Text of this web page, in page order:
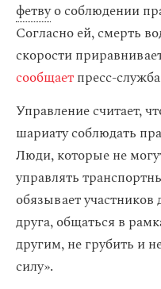
фетвуо соблюдении
Согласно ей, смерть
скорости
сообщаетпресс-
Управление считает,
шариату соблюдать
Люди, которые не
управлять
обязывает
друга, общаться в
другим, не грубить и
силу».